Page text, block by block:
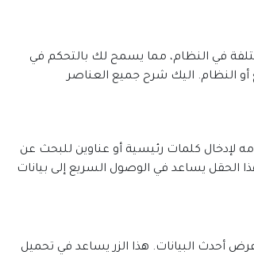
في النظام، مما يسمح لك بالتحكم في
النظام. اليك شرح جميع العناصر
لإدخال كلمات رئيسية أو عناوين للبحث عن
الحقل يساعد في الوصول السريع إلى بيانات
أحدث البيانات. هذا الزر يساعد في تحميل